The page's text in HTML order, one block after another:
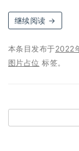
继续阅读 →
本条目发布于2022
图片占位 标签。
索：